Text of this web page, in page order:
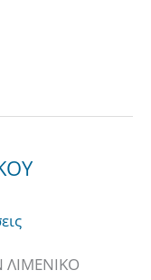
ΛΙΜΕΝΙΚΟ